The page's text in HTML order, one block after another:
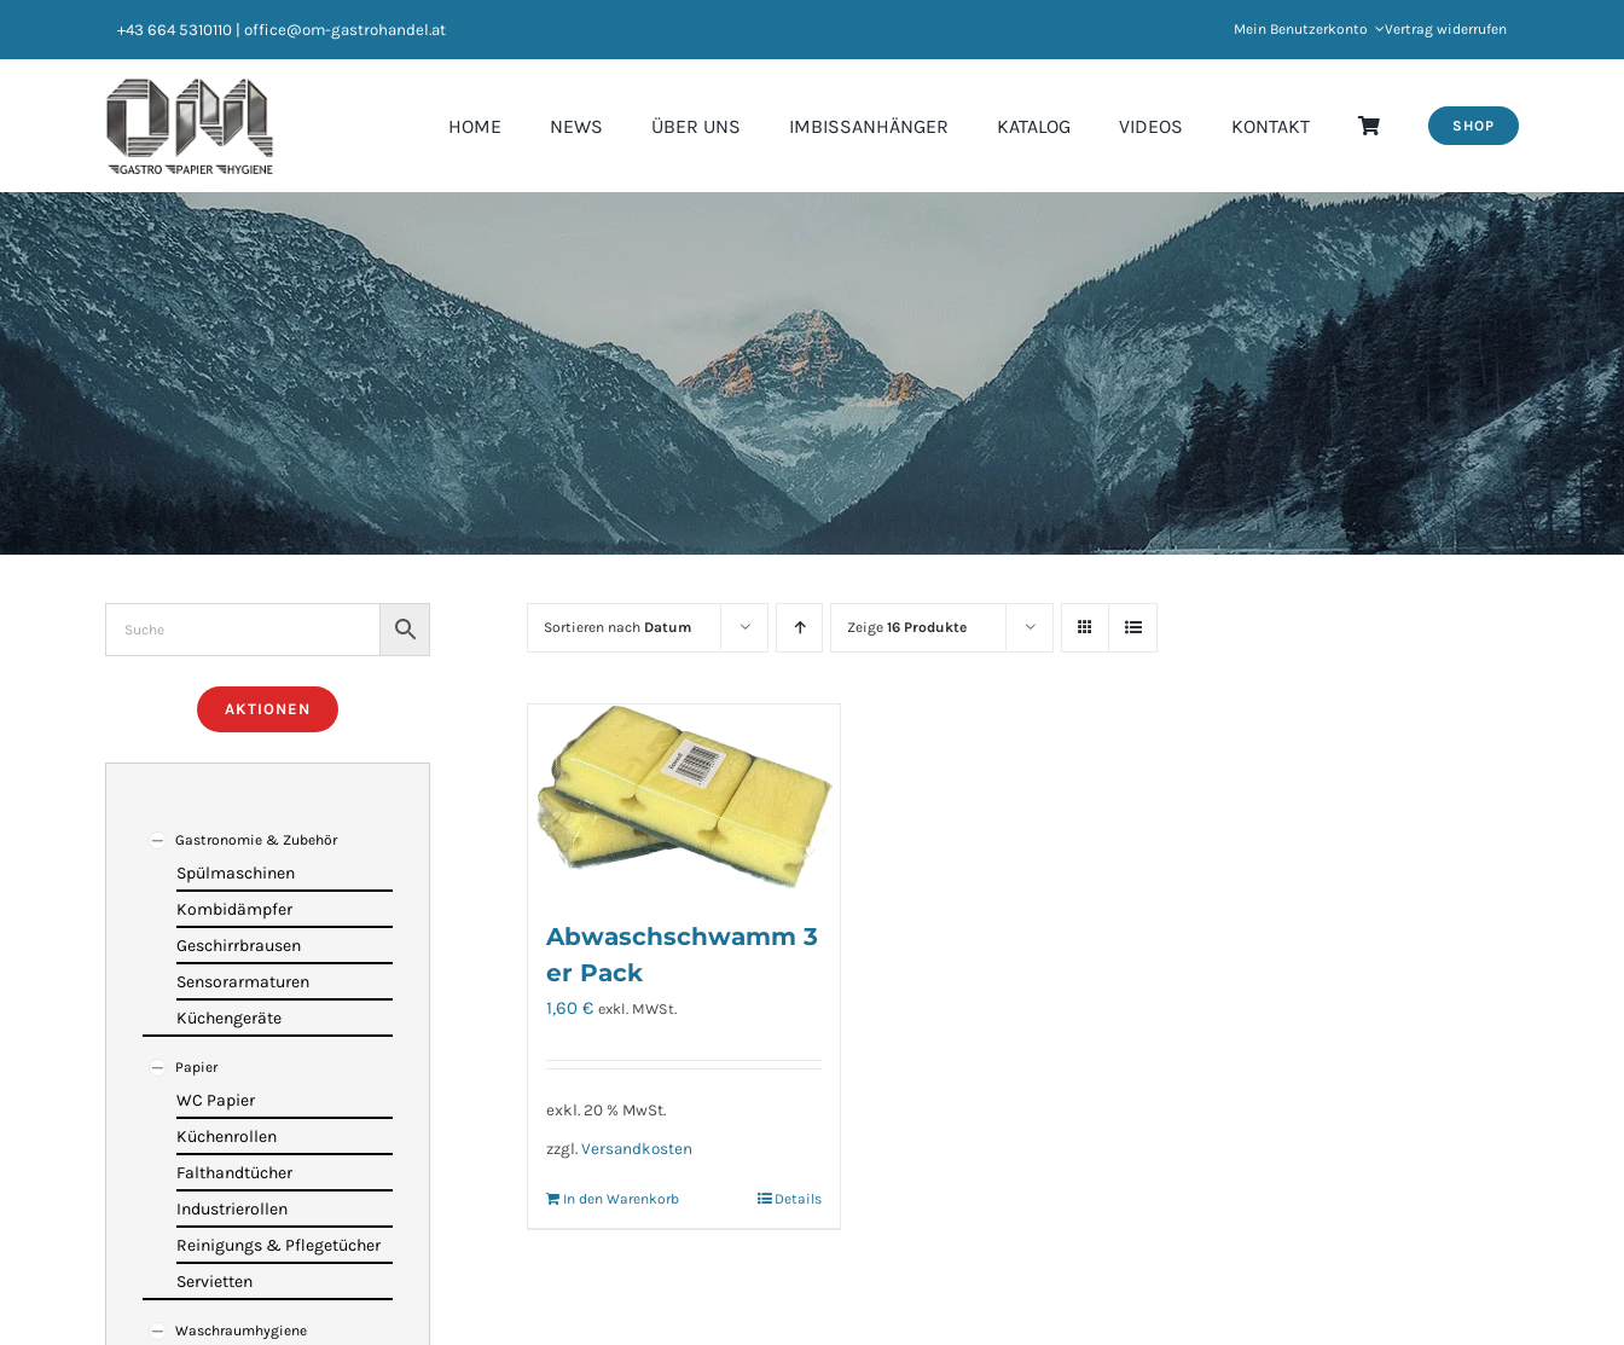
+43 664 5310110 office@om-gastrohandel.at Mein Benutzerkonto Vertrag widerrufen
HOME NEWS ÜBER UNS IMBISSANHÄNGER KATALOG VIDEOS KONTAKT SHOP
Sortieren nach Datum Zeige16 Produkte
Abwaschschwamm 3
er Pack
1,60€ exkl. MWSt.
exkl. 20 % MwSt.
zzgl.Versandkosten
In den Warenkorb Details
AKTIONEN
Gastronomie & Zubehör
Spülmaschinen
Kombidämpfer
Geschirrbrausen
Sensorarmaturen
Küchengeräte
Papier
WC Papier
Küchenrollen
Falthandtücher
Industrierollen
Reinigungs & Pflegetücher
Servietten
Waschraumhygiene